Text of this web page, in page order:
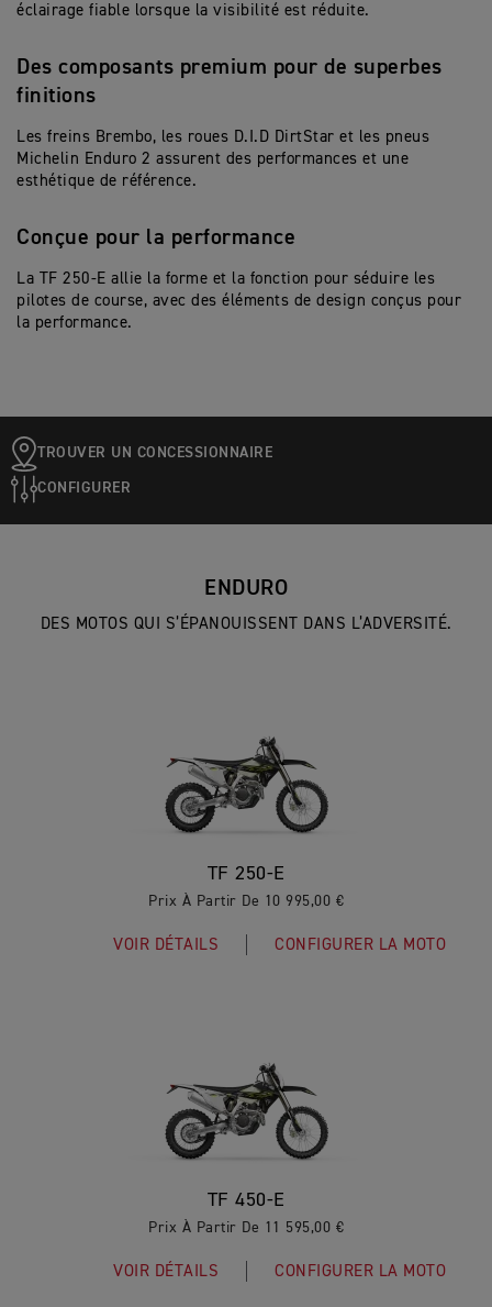
éclairage fiable lorsque la visibilité est réduite.
Des composants premium pour de superbes
finitions
Les freins Brembo, les roues D.I.D DirtStar et les pneus
Michelin Enduro 2 assurent des performances et une
esthétique de référence.
Conçue pour la performance
La TF 250-E allie la forme et la fonction pour séduire les
pilotes de course, avec des éléments de design conçus pour
la performance.
TROUVER UN CONCESSIONNAIRE
CONFIGURER
ENDURO
DES MOTOS QUI S’ÉPANOUISSENT DANS L’ADVERSITÉ.
TF 250-E
Prix À Partir De 10 995,00 €
VOIR DÉTAILS CONFIGURER LA MOTO
TF 450-E
Prix À Partir De 11 595,00 €
VOIR DÉTAILS CONFIGURER LA MOTO